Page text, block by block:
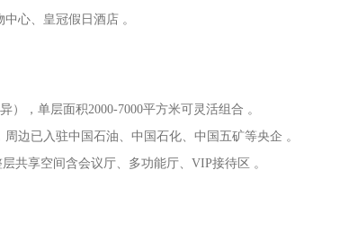
心、皇冠假日酒店 。
，单层面积2000-7000平方米可灵活组合 。
边已入驻中国石油、中国石化、中国五矿等央企 。
共享空间含会议厅、多功能厅、VIP接待区 。